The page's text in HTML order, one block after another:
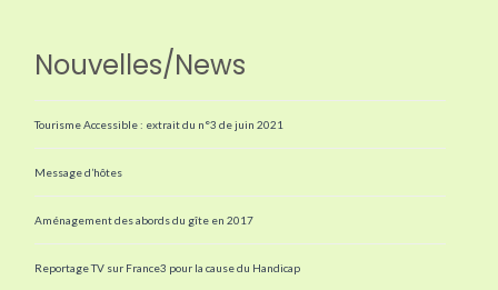
Nouvelles/News
Tourisme Accessible : extrait du n°3 de juin 2021
Message d’hôtes
Aménagement des abords du gîte en 2017
Reportage TV sur France3 pour la cause du Handicap